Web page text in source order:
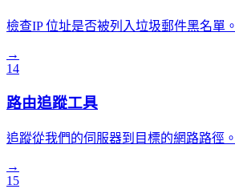
檢查IP 位址是否被列入垃圾郵件黑名單。
→
14
路由追蹤工具
追蹤從我們的伺服器到目標的網路路徑。
→
15